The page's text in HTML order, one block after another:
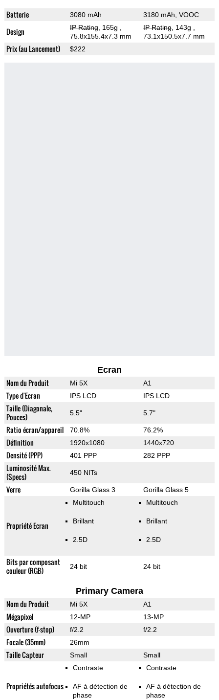
Batterie 3080 mAh 3180 mAh, VOOC
Design IP Rating, 165g
75.8x155.4x7.3 mm
IP Rating, 143g
73.1x150.5x7.7 mm
Prix (au Lancement) $222
Ecran
Nom du Produit Mi 5X A1
Type d'Ecran IPS LCD IPS LCD
Taille (Diagonale,
Pouces)
5.5" 5.7"
Ratio écran/appareil 70.8% 76.2%
Définition 1920x1080 1440x720
Densité (PPP) 401 PPP 282 PPP
Luminosité Max.
(Specs)
450 NITs
Verre Gorilla Glass 3 Gorilla Glass 5
Propriété Ecran
Multitouch
Brillant
2.5D
Multitouch
Brillant
2.5D
Bits par composant
couleur (RGB)
24 bit 24 bit
Primary Camera
Nom du Produit Mi 5X A1
Mégapixel 12-MP 13-MP
Ouverture (f-stop) f/2.2 f/2.2
Focale (35mm) 26mm
Taille Capteur Small Small
Propriétés autofocus
Contraste
AF à détection de
phase
Contraste
AF à détection de
phase